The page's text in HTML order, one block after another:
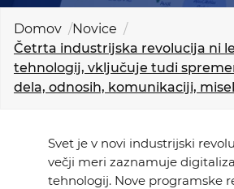
O NAS
KOLEDAR DOGODKOV
KONTAKT
Domov
Novice
Četrta industrijska revolucija ni
tehnologij, vključuje tudi
dela, odnosih, komunikaciji,
Svet je v novi industrijski
večji meri zaznamuje
tehnologij. Nove programske